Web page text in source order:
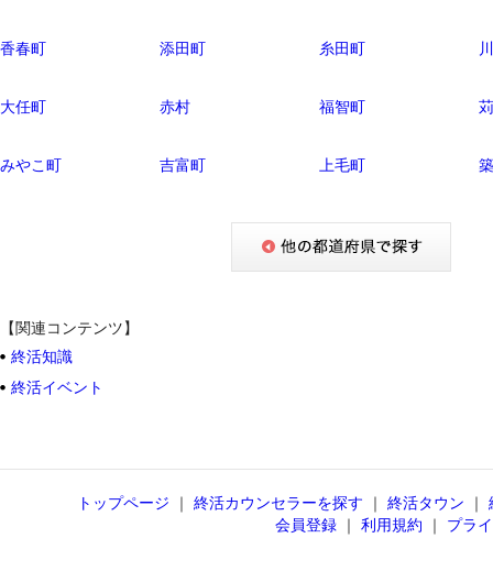
香春町 添田町 糸田町
大任町 赤村 福智町
みやこ町 吉富町 上毛町
【関連コンテンツ】
終活知識
終活イベント
トップページ ｜ 終活カウンセラーを探す ｜ 終活タウン ｜
会員登録 ｜ 利用規約 ｜ プラ